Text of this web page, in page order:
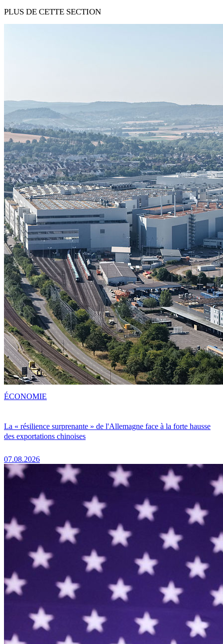
PLUS DE CETTE SECTION
La « résilience surprenante » de l'Allemagne face à la forte hausse
des exportations chinoises
07.08.2026
ÉCONOMIE